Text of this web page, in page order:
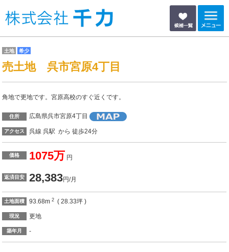
土地 希少
売土地 呉市宮原4丁目
角地で更地です。宮原高校のすぐ近くです。
住所 広島県呉市宮原4丁目
アクセス 呉線 呉駅 から 徒歩24分
価格 1075万 円
返済目安 28,383円/月
土地面積 93.68m2 ( 28.33坪 )
現況 更地
築年月 -